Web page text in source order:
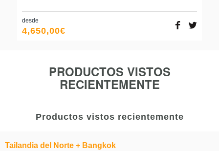
desde
4,650,00€
PRODUCTOS VISTOS
RECIENTEMENTE
Productos vistos recientemente
Tailandia del Norte + Bangkok